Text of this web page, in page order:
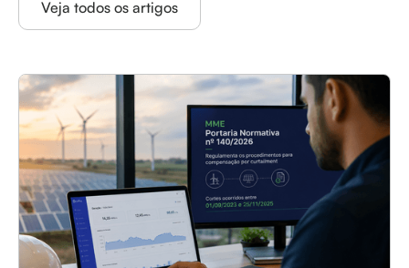
Veja todos os artigos